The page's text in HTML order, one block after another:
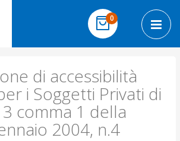
Cart
0elementi
di accessibilità
i Soggetti Privati di
3 comma 1 della
2004, n.4